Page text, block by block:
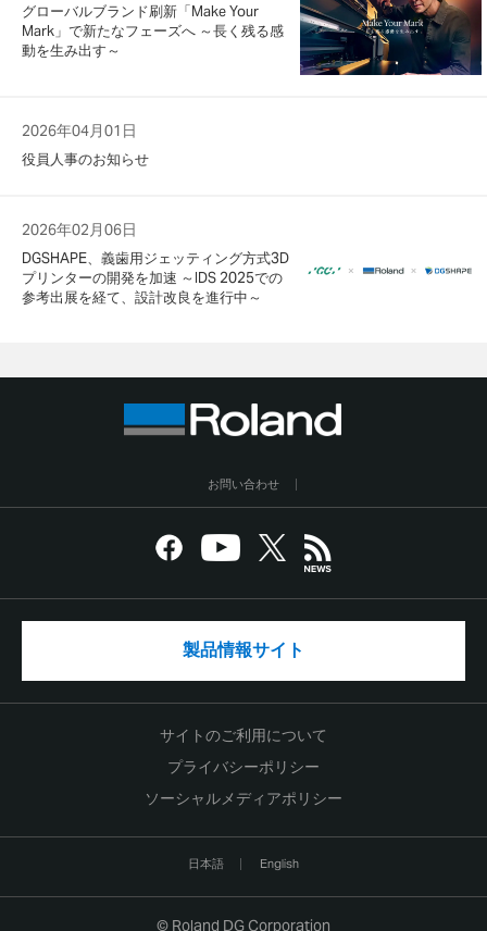
グローバルブランド刷新「Make Your
Mark」で新たなフェーズへ ～長く残る感
動を生み出す～
2026年04月01日
役員人事のお知らせ
2026年02月06日
DGSHAPE、義歯用ジェッティング方式3D
プリンターの開発を加速 ～IDS 2025での
参考出展を経て、設計改良を進行中～
お問い合わせ
製品情報サイト
サイトのご利用について
プライバシーポリシー
ソーシャルメディアポリシー
日本語 English
© Roland DG Corporation